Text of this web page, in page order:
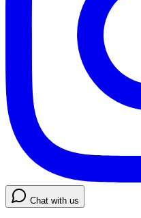
Chat with us